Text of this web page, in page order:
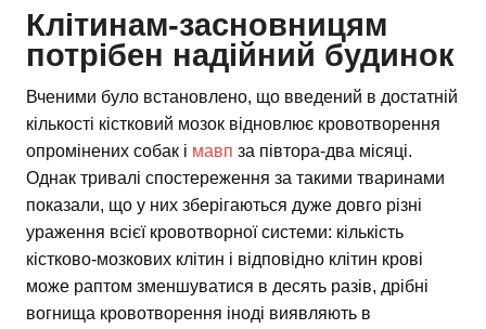
Клітинам-засновницям
потрібен надійний будинок
Вченими було встановлено, що введений в достатній
кількості кістковий мозок відновлює кровотворення
опромінених собак і мавп за півтора-два місяці.
Однак тривалі спостереження за такими тваринами
показали, що у них зберігаються дуже довго різні
ураження всієї кровотворної системи: кількість
кістково-мозкових клітин і відповідно клітин крові
може раптом зменшуватися в десять разів, дрібні
вогнища кровотворення іноді виявляють в